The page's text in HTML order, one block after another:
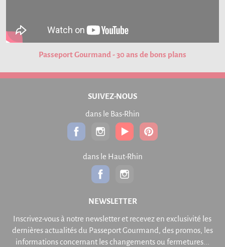
Passeport Gourmand - 30 ans de bons plans
SUIVEZ-NOUS
dans le Bas-Rhin
dans le Haut-Rhin
NEWSLETTER
Inscrivez-vous à notre newsletter et recevez en exclusivité les
dernières actualités du Passeport Gourmand, des promos, les
informations concernant les changements ou fermetures...